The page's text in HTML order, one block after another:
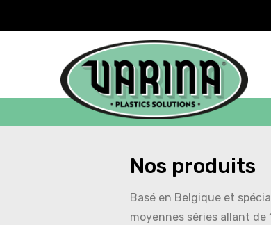
Nos produits
Basé en Belgique et
moyennes séries allant